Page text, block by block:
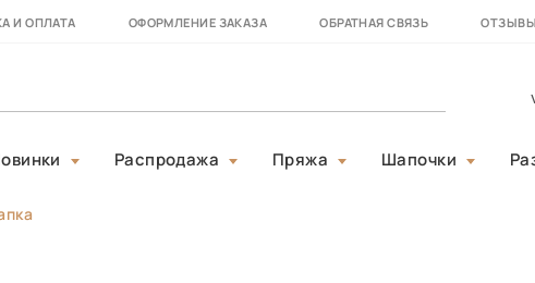
И ОПЛАТА ОФОРМЛЕНИЕ ЗАКАЗА ОБРАТНАЯ СВЯЗЬ
Распродажа Пряжа Шапочки